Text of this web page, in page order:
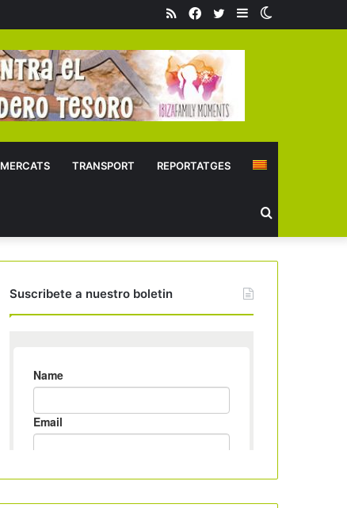
Sidebar
Twitter
Facebook
RSS
MERCATS TRANSPORT REPORTATGES
Buscar
Suscribete a nuestro boletin